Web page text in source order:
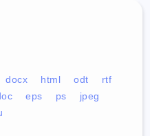
docx html odt
rtf
eps ps
jpeg